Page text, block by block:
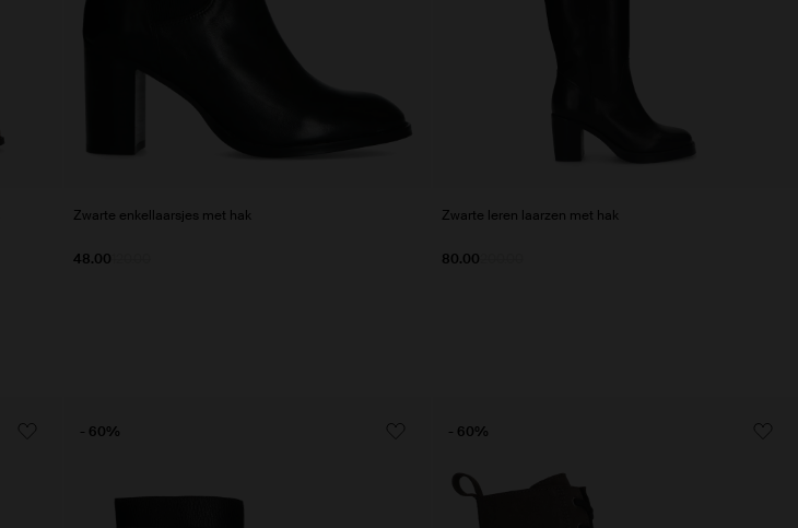
Zwarte enkellaarsjes met hak
48.00
Zwarte leren laarzen met hak
80.00
- 60% - 60%